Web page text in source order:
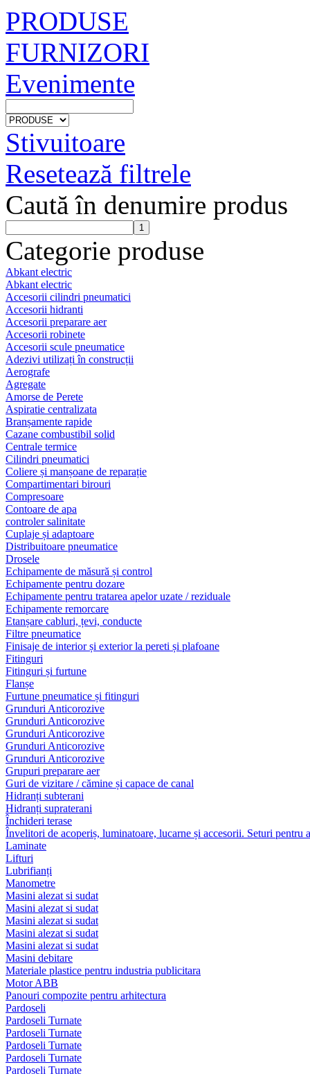
PRODUSE
FURNIZORI
Evenimente
Stivuitoare
Resetează filtrele
Caută în denumire produs
Categorie produse
Abkant electric
Abkant electric
Accesorii cilindri pneumatici
Accesorii hidranti
Accesorii preparare aer
Accesorii robinete
Accesorii scule pneumatice
Adezivi utilizați în construcții
Aerografe
Agregate
Amorse de Perete
Aspiratie centralizata
Branșamente rapide
Cazane combustibil solid
Centrale termice
Cilindri pneumatici
Coliere și manșoane de reparație
Compartimentari birouri
Compresoare
Contoare de apa
controler salinitate
Cuplaje și adaptoare
Distribuitoare pneumatice
Drosele
Echipamente de măsură și control
Echipamente pentru dozare
Echipamente pentru tratarea apelor uzate / reziduale
Echipamente remorcare
Etanșare cabluri, țevi, conducte
Filtre pneumatice
Finisaje de interior și exterior la pereti și plafoane
Fitinguri
Fitinguri și furtune
Flanșe
Furtune pneumatice și fitinguri
Grunduri Anticorozive
Grunduri Anticorozive
Grunduri Anticorozive
Grunduri Anticorozive
Grunduri Anticorozive
Grupuri preparare aer
Guri de vizitare / cămine și capace de canal
Hidranți subterani
Hidranți supraterani
Închideri terase
Învelitori de acoperiș, luminatoare, lucarne și accesorii. Seturi pentru
Laminate
Lifturi
Lubrifianți
Manometre
Masini alezat si sudat
Masini alezat si sudat
Masini alezat si sudat
Masini alezat si sudat
Masini alezat si sudat
Masini debitare
Materiale plastice pentru industria publicitara
Motor ABB
Panouri compozite pentru arhitectura
Pardoseli
Pardoseli Turnate
Pardoseli Turnate
Pardoseli Turnate
Pardoseli Turnate
Pardoseli Turnate